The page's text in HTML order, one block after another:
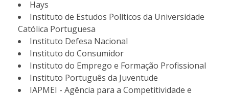
Hays
Instituto de Estudos Políticos da Universidade
Católica Portuguesa
Instituto Defesa Nacional
Instituto do Consumidor
Instituto do Emprego e Formação Profissional
Instituto Português da Juventude
IAPMEI - Agência para a Competitividade e